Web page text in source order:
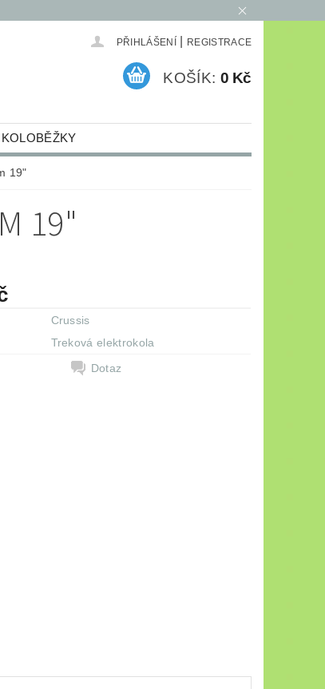
PŘIHLÁŠENÍ REGISTRACE
KOŠÍK: 0 Kč
KOLOBĚŽKY
19"
19"
Crussis
Treková elektrokola
Dotaz